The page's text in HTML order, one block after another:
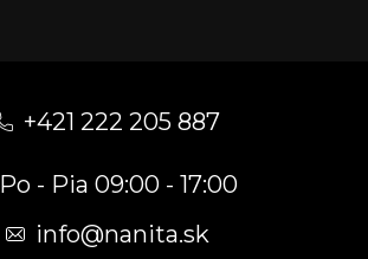
+421 222 205 887
Po - Pia 09:00 - 17:00
info@nanita.sk